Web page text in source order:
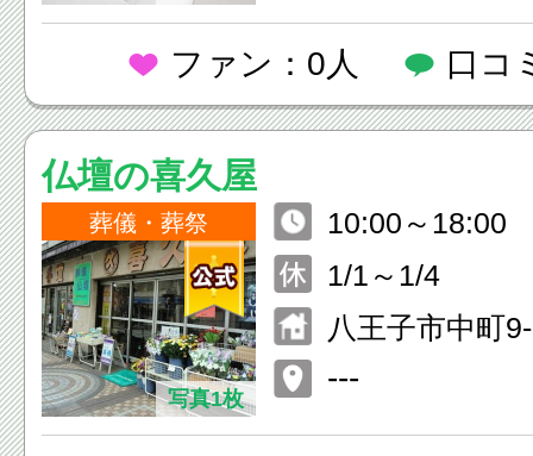
ファン：0人 口コ
仏壇の喜久屋
葬儀・葬祭
写真1枚
10:00～18:00
1/1～1/4
八王子市中町
---